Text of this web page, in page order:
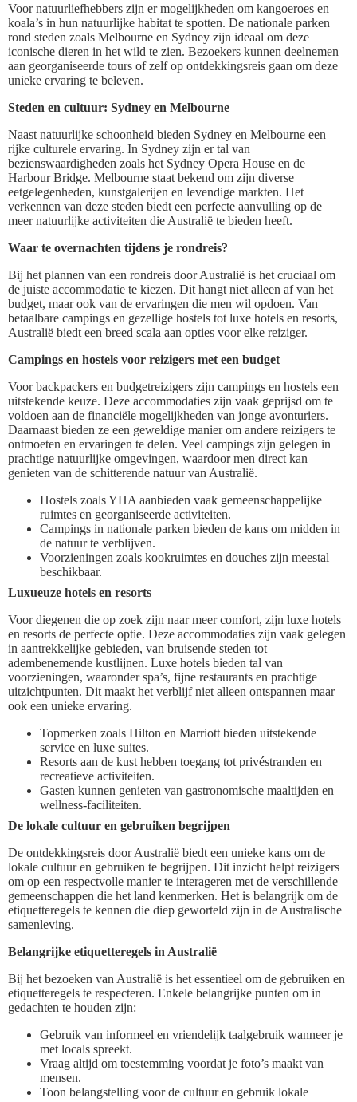
Voor natuurliefhebbers zijn er mogelijkheden om kangoeroes en
koala’s in hun natuurlijke habitat te spotten. De nationale parken
rond steden zoals Melbourne en Sydney zijn ideaal om deze
iconische dieren in het wild te zien. Bezoekers kunnen deelnemen
aan georganiseerde tours of zelf op ontdekkingsreis gaan om deze
unieke ervaring te beleven.
Steden en cultuur: Sydney en Melbourne
Naast natuurlijke schoonheid bieden Sydney en Melbourne een
rijke culturele ervaring. In Sydney zijn er tal van
bezienswaardigheden zoals het Sydney Opera House en de
Harbour Bridge. Melbourne staat bekend om zijn diverse
eetgelegenheden, kunstgalerijen en levendige markten. Het
verkennen van deze steden biedt een perfecte aanvulling op de
meer natuurlijke activiteiten die Australië te bieden heeft.
Waar te overnachten tijdens je rondreis?
Bij het plannen van een rondreis door Australië is het cruciaal om
de juiste accommodatie te kiezen. Dit hangt niet alleen af van het
budget, maar ook van de ervaringen die men wil opdoen. Van
betaalbare campings en gezellige hostels tot luxe hotels en resorts,
Australië biedt een breed scala aan opties voor elke reiziger.
Campings en hostels voor reizigers met een budget
Voor backpackers en budgetreizigers zijn campings en hostels een
uitstekende keuze. Deze accommodaties zijn vaak geprijsd om te
voldoen aan de financiële mogelijkheden van jonge avonturiers.
Daarnaast bieden ze een geweldige manier om andere reizigers te
ontmoeten en ervaringen te delen. Veel campings zijn gelegen in
prachtige natuurlijke omgevingen, waardoor men direct kan
genieten van de schitterende natuur van Australië.
Hostels zoals YHA aanbieden vaak gemeenschappelijke
ruimtes en georganiseerde activiteiten.
Campings in nationale parken bieden de kans om midden in
de natuur te verblijven.
Voorzieningen zoals kookruimtes en douches zijn meestal
beschikbaar.
Luxueuze hotels en resorts
Voor diegenen die op zoek zijn naar meer comfort, zijn luxe hotels
en resorts de perfecte optie. Deze accommodaties zijn vaak gelegen
in aantrekkelijke gebieden, van bruisende steden tot
adembenemende kustlijnen. Luxe hotels bieden tal van
voorzieningen, waaronder spa’s, fijne restaurants en prachtige
uitzichtpunten. Dit maakt het verblijf niet alleen ontspannen maar
ook een unieke ervaring.
Topmerken zoals Hilton en Marriott bieden uitstekende
service en luxe suites.
Resorts aan de kust hebben toegang tot privéstranden en
recreatieve activiteiten.
Gasten kunnen genieten van gastronomische maaltijden en
wellness-faciliteiten.
De lokale cultuur en gebruiken begrijpen
De ontdekkingsreis door Australië biedt een unieke kans om de
lokale cultuur en gebruiken te begrijpen. Dit inzicht helpt reizigers
om op een respectvolle manier te interageren met de verschillende
gemeenschappen die het land kenmerken. Het is belangrijk om de
etiquetteregels te kennen die diep geworteld zijn in de Australische
samenleving.
Belangrijke etiquetteregels in Australië
Bij het bezoeken van Australië is het essentieel om de gebruiken en
etiquetteregels te respecteren. Enkele belangrijke punten om in
gedachten te houden zijn:
Gebruik van informeel en vriendelijk taalgebruik wanneer je
met locals spreekt.
Vraag altijd om toestemming voordat je foto’s maakt van
mensen.
Toon belangstelling voor de cultuur en gebruik lokale